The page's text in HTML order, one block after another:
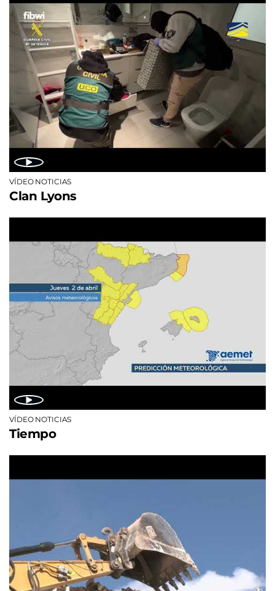
VÍDEO NOTICIAS
Clan Lyons
VÍDEO NOTICIAS
Tiempo